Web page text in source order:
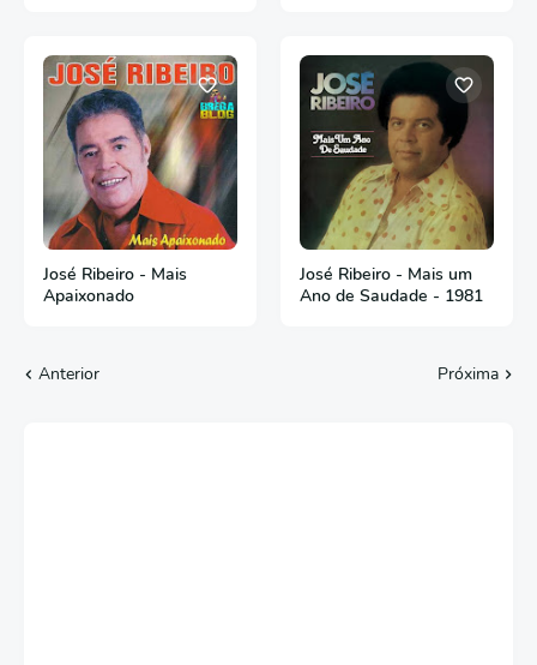
José Ribeiro - Mais
Apaixonado
José Ribeiro - Mais um
Ano de Saudade - 1981
Anterior Próxima